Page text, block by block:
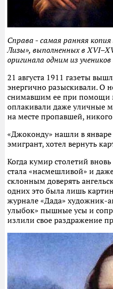
Справа - самая ранняя
Лизы», выполненных в
оригинала одним из
21 августа 1911 газеты
энергично разыскивали. О
снимавшим ее при помощи
оплакивали даже уличные
на месте пропавшей,
«Джоконду» нашли в
эмигрант, хотел вернуть
Когда кумир столетий
стала «насмешливой» и
склонным доверять
одних это была лишь
журнале «Дада» художник-
улыбок» пышные усы и
излили свое раздражение